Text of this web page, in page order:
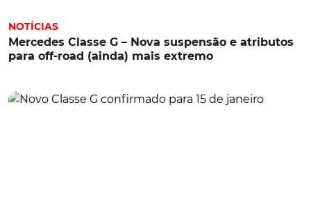
NOTÍCIAS
Mercedes Classe G – Nova suspensão e atributos
para off-road (ainda) mais extremo